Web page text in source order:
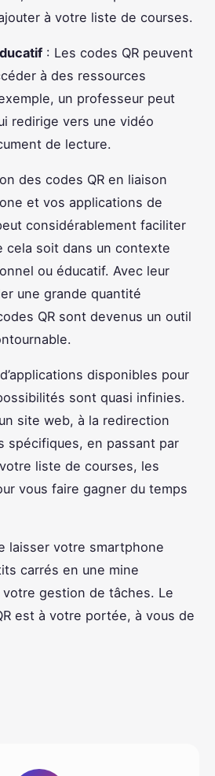
à votre liste de courses.
: Les codes QR peuvent
à des ressources
un professeur peut
redirige vers une vidéo
de lecture.
des codes QR en liaison
et vos applications de
considérablement faciliter
cela soit dans un contexte
ou éducatif. Avec leur
une grande quantité
QR sont devenus un outil
disponibles pour
sont quasi infinies.
site web, à la redirection
spécifiques, en passant par
votre liste de courses, les
vous faire gagner du temps
laisser votre smartphone
carrés en une mine
votre gestion de tâches. Le
est à votre portée, à vous de